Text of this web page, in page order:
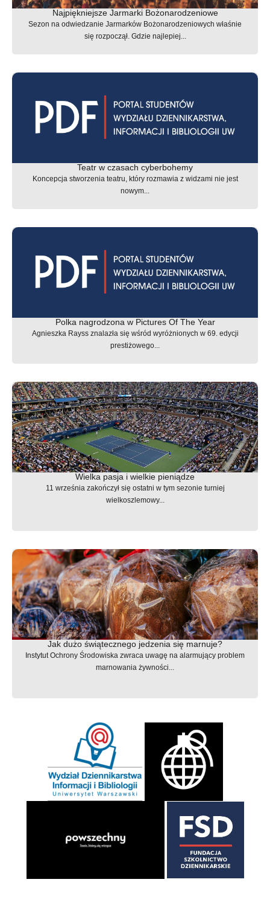
Najpiękniejsze Jarmarki Bożonarodzeniowe
Sezon na odwiedzanie Jarmarków Bożonarodzeniowych właśnie
się rozpoczął. Gdzie najlepiej...
Teatr w czasach cyberbohemy
Koncepcja stworzenia teatru, który rozmawia z widzami nie jest
nowym...
Polka nagrodzona w Pictures Of The Year
Agnieszka Rayss znalazła się wśród wyróżnionych w 69. edycji
prestiżowego...
Wielka pasja i wielkie pieniądze
11 września zakończył się ostatni w tym sezonie turniej
wielkoszlemowy...
Jak dużo świątecznego jedzenia się marnuje?
Instytut Ochrony Środowiska zwraca uwagę na alarmujący problem
marnowania żywności...